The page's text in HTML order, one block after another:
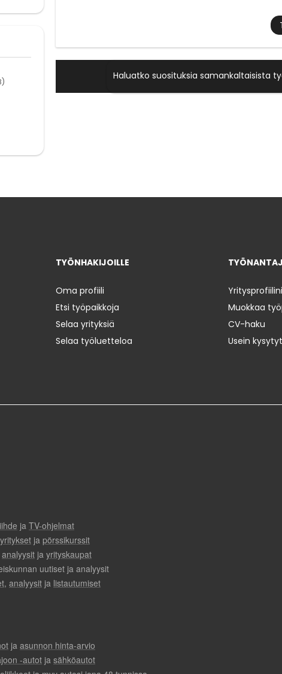
Haluatko suosituksia samankaltaisista
TYÖNHAKIJOILLE
Oma profiili
Etsi työpaikkoja
Selaa yrityksiä
Selaa työluetteloa
Yritysprofiilini
Muokkaa
CV-haku
Usein